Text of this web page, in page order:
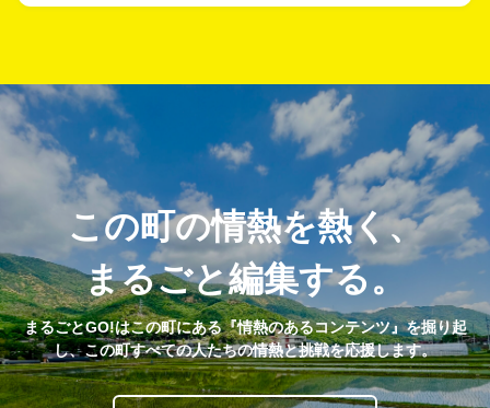
この町の情熱を熱く、
まるごと編集する。
まるごとGO!はこの町にある『情熱のあるコンテンツ』を掘り起
し、この町すべての人たちの情熱と挑戦を応援します。